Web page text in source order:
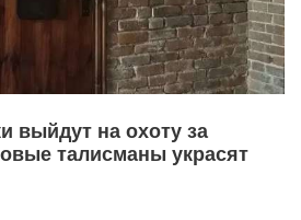
выйдут на охоту за
талисманы украсят